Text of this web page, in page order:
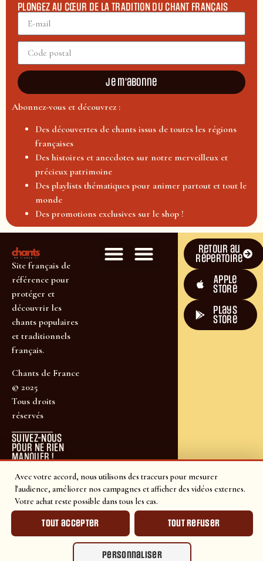
Avec votre accord, nous utilisons des traceurs pour mesurer
l'audience, améliorer nos campagnes et afficher des vidéos externes.
Votre achat reste possible dans tous les cas.
Tout accepter Tout refuser
Personnaliser
PLONGEZ AU CŒUR DE LA TRADITION DU CHANT FRANÇAIS
Je m'abonne
Abonnez-vous et découvrez :
Des découvertes de chants issus de toutes les régions
françaises
Des histoires et anecdotes sur notre merveilleux et
précieux patrimoine
Des playlists thématiques pour animer partout et tout le
monde
Des promotions exclusives sur le shop !
Site français de
référence pour
protéger et
découvrir les
chants populaires
et traditionnels
français.
Chants de France
© 2025
Tous droits
réservés
SUIVEZ-NOUS
POUR NE RIEN
MANQUER !
Retour au
répertoire
Apple
Store
plays
store